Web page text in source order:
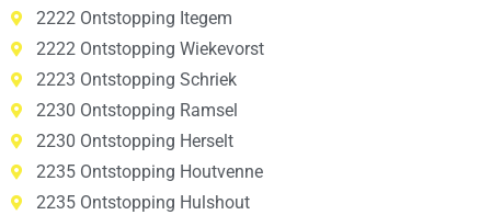
2222 Ontstopping Itegem
2222 Ontstopping Wiekevorst
2223 Ontstopping Schriek
2230 Ontstopping Ramsel
2230 Ontstopping Herselt
2235 Ontstopping Houtvenne
2235 Ontstopping Hulshout